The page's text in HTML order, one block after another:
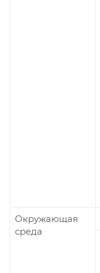
Окружающая
среда